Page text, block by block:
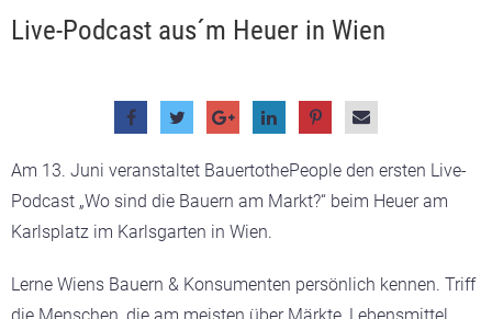
Live-Podcast aus´m Heuer in Wien
Am 13. Juni veranstaltet BauertothePeople den ersten Live-
Podcast „Wo sind die Bauern am Markt?“ beim Heuer am
Karlsplatz im Karlsgarten in Wien.
Lerne Wiens Bauern & Konsumenten persönlich kennen. Triff
die Menschen, die am meisten über Märkte, Lebensmittel